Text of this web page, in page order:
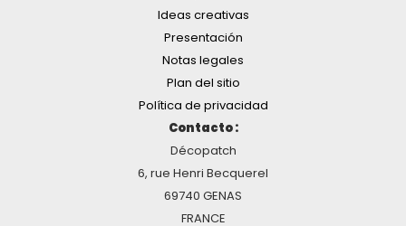
Ideas creativas
Presentación
Notas legales
Plan del sitio
Política de privacidad
Contacto :
Décopatch
6, rue Henri Becquerel
69740 GENAS
FRANCE